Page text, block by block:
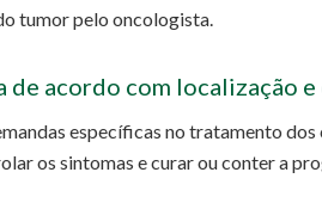
tumor pelo oncologista.
de acordo com localização
específicas no tratamento
os sintomas e curar ou conter a